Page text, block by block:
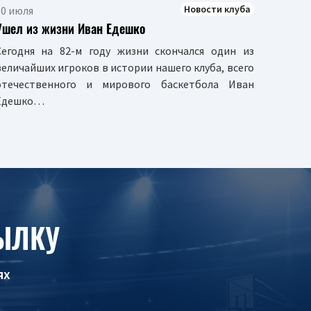
июля Новости клуба
из жизни Иван Едешко
на 82-м году жизни скончался один из
игроков в истории нашего клуба, всего
и мирового баскетбола Иван